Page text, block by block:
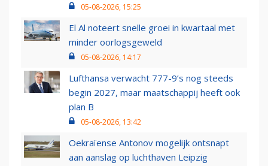
05-08-2026, 15:25
El Al noteert snelle groei in kwartaal met
minder oorlogsgeweld
05-08-2026, 14:17
Lufthansa verwacht 777-9’s nog steeds
begin 2027, maar maatschappij heeft ook
plan B
05-08-2026, 13:42
Oekraïense Antonov mogelijk ontsnapt
aan aanslag op luchthaven Leipzig